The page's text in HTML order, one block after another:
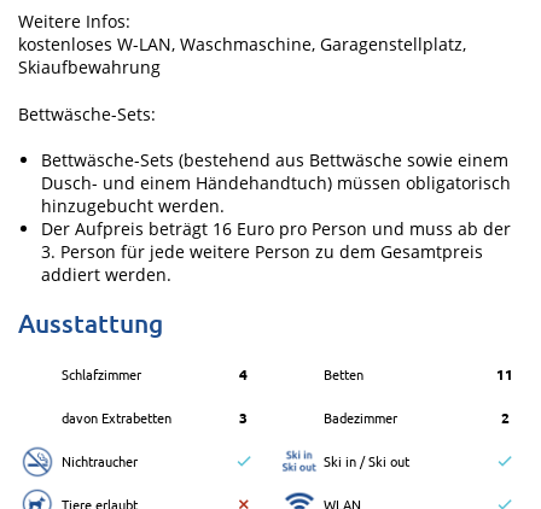
Weitere Infos:
kostenloses W-LAN, Waschmaschine, Garagenstellplatz,
Skiaufbewahrung
Bettwäsche-Sets:
Bettwäsche-Sets (bestehend aus Bettwäsche sowie einem
Dusch- und einem Händehandtuch) müssen obligatorisch
hinzugebucht werden.
Der Aufpreis beträgt 16 Euro pro Person und muss ab der
3. Person für jede weitere Person zu dem Gesamtpreis
addiert werden.
Ausstattung
Schlafzimmer 4 Betten 11
davon Extrabetten 3 Badezimmer 2
Nichtraucher Ski in / Ski out
Tiere erlaubt WLAN